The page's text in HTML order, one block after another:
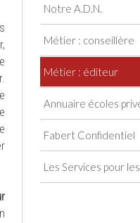
Notre A.D.N.
Métier : conseillère
Métier : éditeur
Annuaire écoles
Fabert Confidentiel
Les Services pour